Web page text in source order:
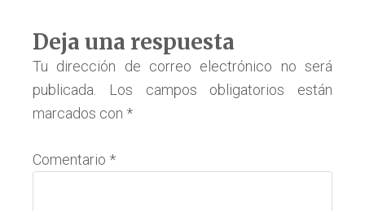
Interacciones
con
los
Deja una respuesta
Tu dirección de correo electrónico no será
publicada.
Los campos obligatorios están
marcados con *
Comentario *